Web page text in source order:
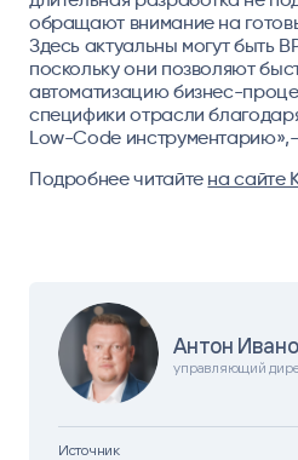
Антон
управляющий
Источник
обращают внимание на
Здесь актуальны могут быть
поскольку они позволяют
автоматизацию бизнес-
специфики отрасли
Low-Code
Подробнее читайте на сайте